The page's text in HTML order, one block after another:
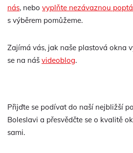
nás, nebo vyplňte nezávaznou
s výběrem pomůžeme.
Zajímá vás, jak naše plastová okna
se na náš videoblog.
Přijďte se podívat do naší nejbližší
Boleslavi a přesvědčte se o kvalitě
sami.